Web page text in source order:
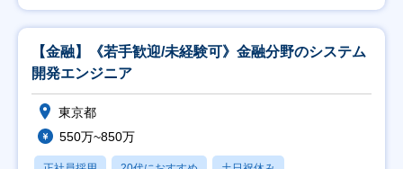
【金融】《若手歓迎/未経験可》金融分野のシステム
開発エンジニア
東京都
550万~850万